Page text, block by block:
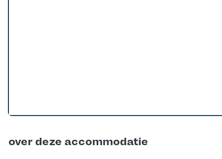
over deze accommodatie